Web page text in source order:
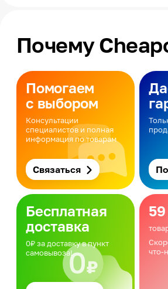
Почему
Помогаем
с выбором
Консультации
специалистов и полная
информация по товарам
Связаться
Бесплатная
доставка
0₽ за доставку в пункт
самовывоза!
что-